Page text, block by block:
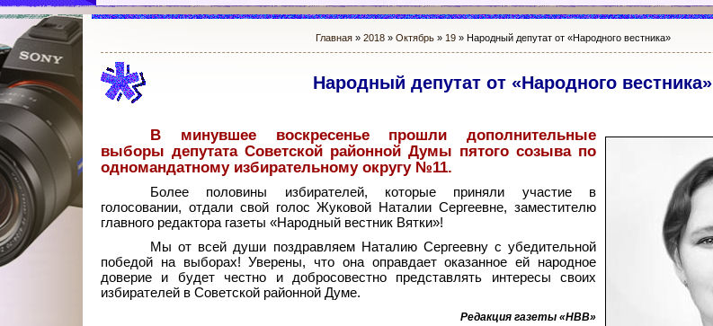
Главная »2018 » Октябрь » 19 » Народный депутат от «Народного вестника»
Народный депутат от «Народного вестника»
В минувшее воскресенье прошли дополнительные
выборы депутата Советской районной Думы пятого созыва по
одномандатному избирательному округу №11.
Более половины избирателей, которые приняли участие в
голосовании, отдали свой голос Жуковой Наталии Сергеевне, заместителю
главного редактора газеты «Народный вестник Вятки»!
Мы от всей души поздравляем Наталию Сергеевну с убедительной
победой на выборах! Уверены, что она оправдает оказанное ей народное
доверие и будет честно и добросовестно представлять интересы своих
избирателей в Советской районной Думе.
Редакция газеты «НВВ»